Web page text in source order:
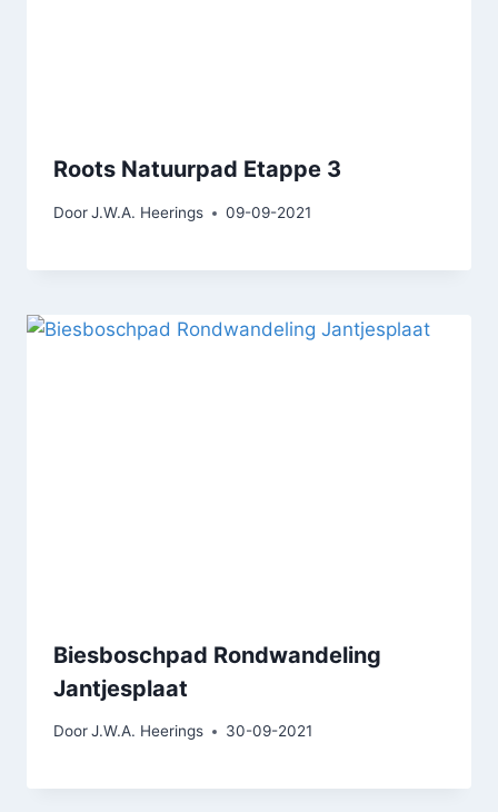
Roots Natuurpad Etappe 3
DoorJ.W.A. Heerings 09-09-2021
Biesboschpad Rondwandeling
Jantjesplaat
DoorJ.W.A. Heerings 30-09-2021